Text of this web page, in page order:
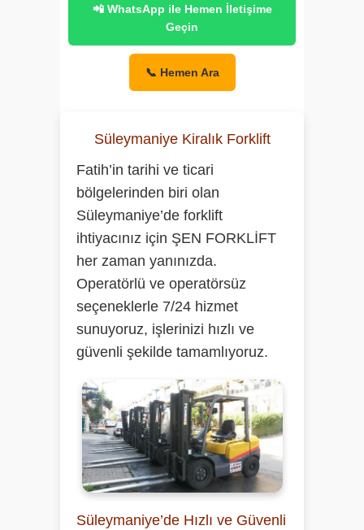
📲 WhatsApp ile Hemen İletişime
Geçin
📞 Hemen Ara
Süleymaniye Kiralık Forklift
Fatih’in tarihi ve ticari
bölgelerinden biri olan
Süleymaniye’de forklift
ihtiyacınız için ŞEN FORKLİFT
her zaman yanınızda.
Operatörlü ve operatörsüz
seçeneklerle 7/24 hizmet
sunuyoruz, işlerinizi hızlı ve
güvenli şekilde tamamlıyoruz.
Süleymaniye’de Hızlı ve Güvenli